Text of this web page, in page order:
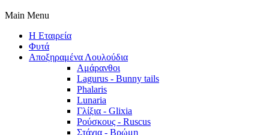
Main Menu
Η Εταιρεία
Φυτά
Αποξηραμένα Λουλούδια
Αμάρανθοι
Lagurus - Bunny tails
Phalaris
Lunaria
Γλίξια - Glixia
Ρούσκους - Ruscus
Στάχια - Βρώμη